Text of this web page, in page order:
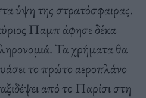
ύψη της στρατόσφαιρας.
Παμπ άφησε δέκα
Τα χρήματα θα
το πρώτο αεροπλάνο
από το Παρίσι στη